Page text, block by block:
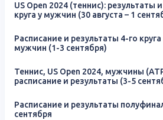
US Open 2024 (теннис): результаты
круга у мужчин (30 августа – 1
Расписание и результаты 4-го
мужчин (1-3 сентября)
Теннис, US Open 2024, мужчины
расписание и результаты (3-5
Расписание и результаты
сентября